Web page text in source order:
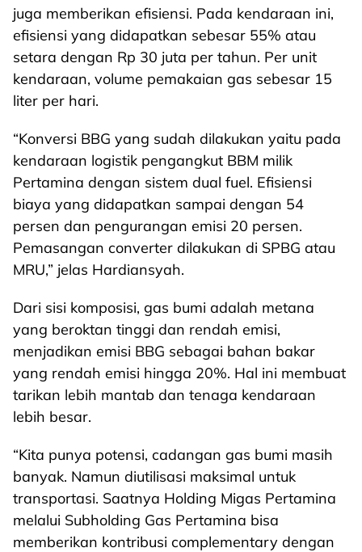
juga memberikan efisiensi. Pada kendaraan ini,
efisiensi yang didapatkan sebesar 55% atau
setara dengan Rp 30 juta per tahun. Per unit
kendaraan, volume pemakaian gas sebesar 15
liter per hari.
“Konversi BBG yang sudah dilakukan yaitu pada
kendaraan logistik pengangkut BBM milik
Pertamina dengan sistem dual fuel. Efisiensi
biaya yang didapatkan sampai dengan 54
persen dan pengurangan emisi 20 persen.
Pemasangan converter dilakukan di SPBG atau
MRU,” jelas Hardiansyah.
Dari sisi komposisi, gas bumi adalah metana
yang beroktan tinggi dan rendah emisi,
menjadikan emisi BBG sebagai bahan bakar
yang rendah emisi hingga 20%. Hal ini membuat
tarikan lebih mantab dan tenaga kendaraan
lebih besar.
“Kita punya potensi, cadangan gas bumi masih
banyak. Namun diutilisasi maksimal untuk
transportasi. Saatnya Holding Migas Pertamina
melalui Subholding Gas Pertamina bisa
memberikan kontribusi complementary dengan